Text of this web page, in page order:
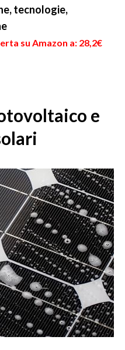
tecnologie,
su Amazon a: 28,2€
e